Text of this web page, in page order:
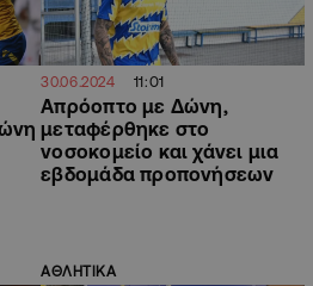
30.06.2024 11:01
Απρόοπτο με Δώνη,
μεταφέρθηκε στο
νοσοκομείο και χάνει μια
εβδομάδα προπονήσεων
ΑΘΛΗΤΙΚΑ